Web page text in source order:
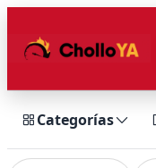
Categorías